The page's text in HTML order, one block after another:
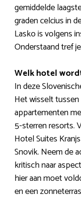
gemiddelde
graden celcius in
Lasko is volgens
Onderstaand tref
Welk hotel
In deze
Het wisselt
appartementen
5-sterren resorts.
Hotel Suites
Snovik. Neem de
kritisch naar
hier aan moet
en een